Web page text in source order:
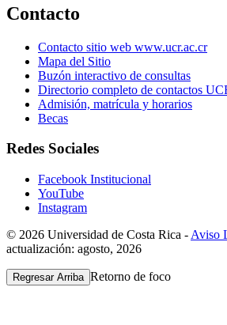
Contacto
Contacto sitio web www.ucr.ac.cr
Mapa del Sitio
Buzón interactivo de consultas
Directorio completo de contactos
Admisión, matrícula y horarios
Becas
Redes Sociales
Facebook Institucional
YouTube
Instagram
© 2026 Universidad de Costa Rica - Aviso
actualización: agosto, 2026
Regresar Arriba Retorno de foco